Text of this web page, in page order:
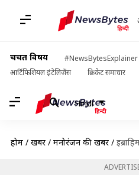
चर्चित विषय #NewsBytesExplainer
आर्टिफिशियल इंटेलिजेंस
क्रिकेट समाचार
Hindi
होम / खबरें / मनोरंजन की खबरें / इब्राहिम